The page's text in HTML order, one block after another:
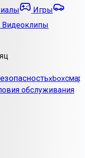
Игры
Видеоклипы
xbox
обслуживания